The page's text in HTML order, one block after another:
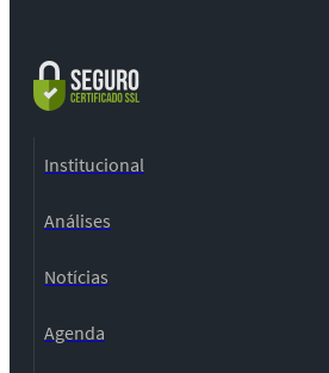
Institucional
Análises
Notícias
Agenda